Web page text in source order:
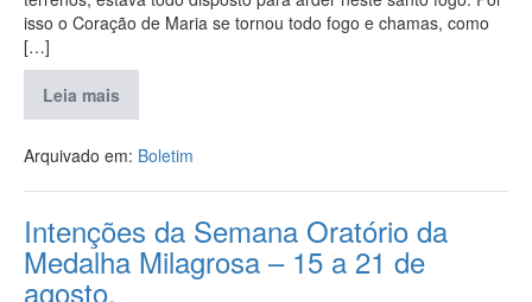
isso o Coração de Maria se tornou todo fogo e chamas, como
[…]
Leia mais
Arquivado em: Boletim
Intenções da Semana Oratório da
Medalha Milagrosa – 15 a 21 de
agosto.